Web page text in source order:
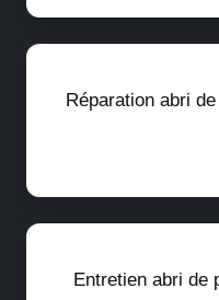
Réparation abri
Entretien abri de